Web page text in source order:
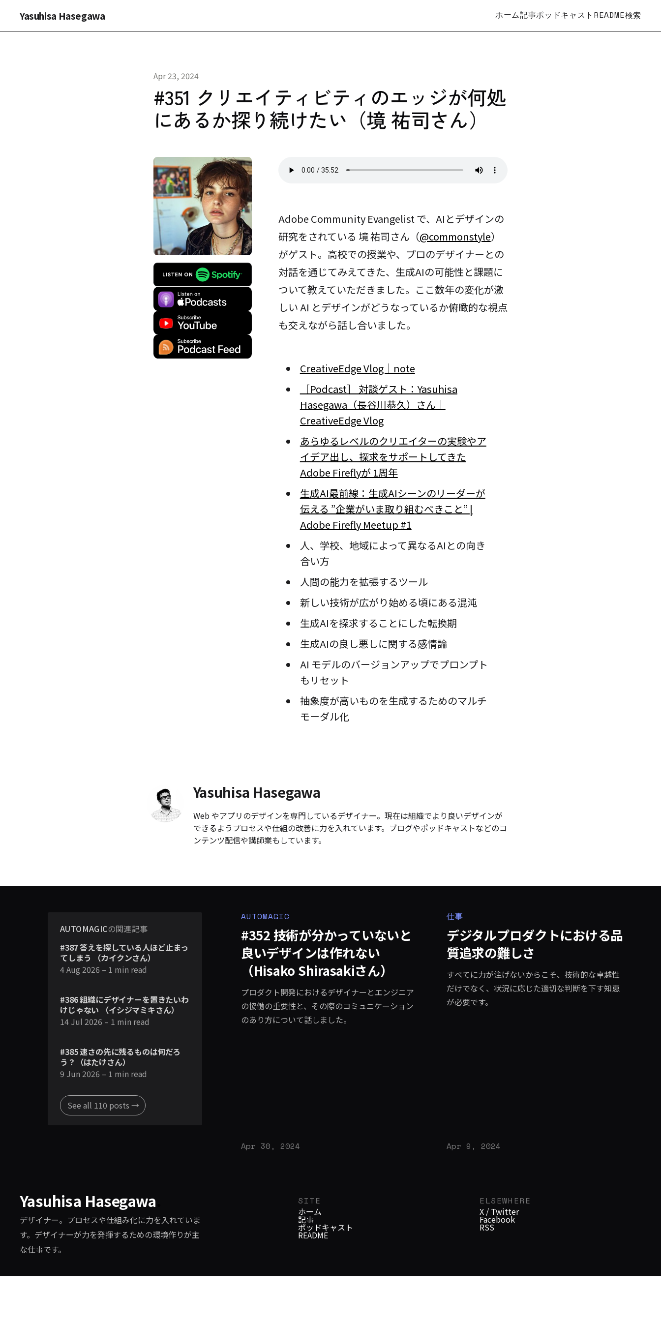
Yasuhisa Hasegawa ホーム記事ポッドキャスト README検索
Apr 23, 2024
#351 クリエイティビティのエッジが何処
にあるか探り続けたい（境 祐司さん）
Adobe Community Evangelist で、AIとデザインの
研究をされている 境 祐司さん（@commonstyle）
がゲスト。高校での授業や、プロのデザイナーとの
対話を通じてみえてきた、生成AIの可能性と課題に
ついて教えていただきました。ここ数年の変化が激
しい AI とデザインがどうなっているか俯瞰的な視点
も交えながら話し合いました。
CreativeEdge Vlog｜note
［Podcast］ 対談ゲスト：Yasuhisa
Hasegawa（長谷川恭久）さん｜
CreativeEdge Vlog
あらゆるレベルのクリエイターの実験やア
イデア出し、探求をサポートしてきた
Adobe Fireflyが 1周年
生成AI最前線：生成AIシーンのリーダーが
伝える ”企業がいま取り組むべきこと” |
Adobe Firefly Meetup #1
人、学校、地域によって異なるAIとの向き
合い方
人間の能力を拡張するツール
新しい技術が広がり始める頃にある混沌
生成AIを探求することにした転換期
生成AIの良し悪しに関する感情論
AI モデルのバージョンアップでプロンプト
もリセット
抽象度が高いものを生成するためのマルチ
モーダル化
Yasuhisa Hasegawa
Web やアプリのデザインを専門しているデザイナー。現在は組織でより良いデザインが
できるようプロセスや仕組の改善に力を入れています。ブログやポッドキャストなどのコ
ンテンツ配信や講師業もしています。
AUTOMAGICの関連記事
#387 答えを探している人ほど止まっ
てしまう （カイクンさん）
4 Aug 2026 – 1 min read
#386 組織にデザイナーを置きたいわ
けじゃない （イシジマミキさん）
14 Jul 2026 – 1 min read
#385 速さの先に残るものは何だろ
う？（はたけさん）
9 Jun 2026 – 1 min read
See all 110 posts →
AUTOMAGIC
#352 技術が分かっていないと
良いデザインは作れない
（Hisako Shirasakiさん）
プロダクト開発におけるデザイナーとエンジニア
の協働の重要性と、その際のコミュニケーション
のあり方について話しました。
Apr 30, 2024
仕事
デジタルプロダクトにおける品
質追求の難しさ
すべてに力が注げないからこそ、技術的な卓越性
だけでなく、状況に応じた適切な判断を下す知恵
が必要です。
Apr 9, 2024
Yasuhisa Hasegawa
デザイナー。プロセスや仕組み化に力を入れていま
す。デザイナーが力を発揮するための環境作りが主
な仕事です。
SITE
ホーム
記事
ポッドキャスト
README
ELSEWHERE
X / Twitter
Facebook
RSS